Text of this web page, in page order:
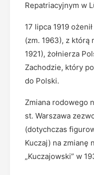
Repatriacyjnym w
17 lipca 1919
(zm. 1963), z którą
1921), żołnierza
Zachodzie, który
do Polski.
Zmiana rodowego
st. Warszawa
(dotychczas
Kuczaj) na zmianę
„Kuczajowski” w